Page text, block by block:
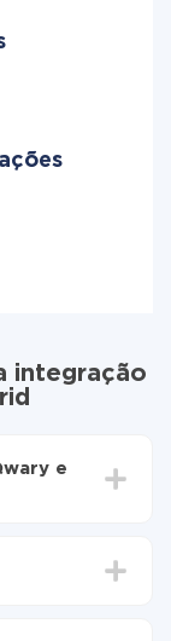
integração
e